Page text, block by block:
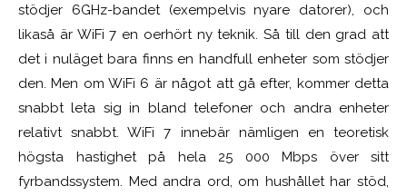
stödjer 6GHz-bandet (exempelvis nyare datorer), och
likaså är WiFi 7 en oerhört ny teknik. Så till den grad att
det i nuläget bara finns en handfull enheter som stödjer
den. Men om WiFi 6 är något att gå efter, kommer detta
snabbt leta sig in bland telefoner och andra enheter
relativt snabbt. WiFi 7 innebär nämligen en teoretisk
högsta hastighet på hela 25 000 Mbps över sitt
fyrbandssystem. Med andra ord, om hushållet har stöd,